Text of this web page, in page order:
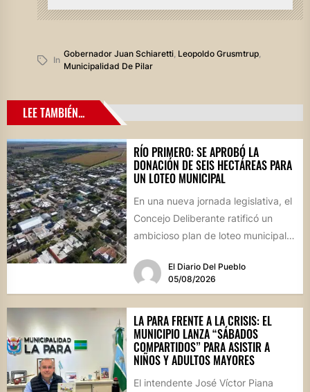
In
Gobernador Juan Schiaretti, Leopoldo Grusmtrup,
Municipalidad De Pilar
LEE TAMBIÉN...
RÍO PRIMERO: SE APROBÓ LA
DONACIÓN DE SEIS HECTÁREAS PARA
UN LOTEO MUNICIPAL
En una nueva jornada legislativa, el
Concejo Deliberante ratificó un
ambicioso plan de loteo municipal,
por...
El Diario Del Pueblo
05/08/2026
LA PARA FRENTE A LA CRISIS: EL
MUNICIPIO LANZA “SÁBADOS
COMPARTIDOS” PARA ASISTIR A
NIÑOS Y ADULTOS MAYORES
El intendente José Víctor Piana